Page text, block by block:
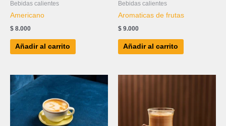
Bebidas calientes
Americano
$ 8.000
Añadir al carrito
Bebidas calientes
Aromaticas de frutas
$ 9.000
Añadir al carrito